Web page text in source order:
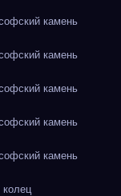
камень
камень
камень
камень
камень